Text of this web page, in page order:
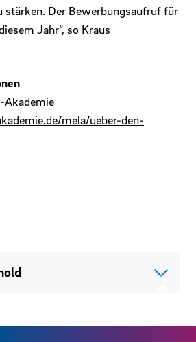
stärken. Der Bewerbungsaufruf für
Jahr“, so Kraus
mela/ueber-den-